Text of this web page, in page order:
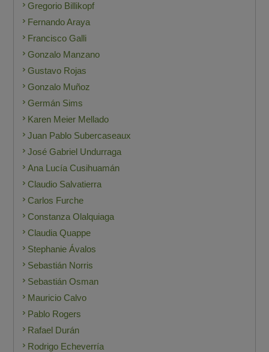
Gregorio Billikopf
Fernando Araya
Francisco Galli
Gonzalo Manzano
Gustavo Rojas
Gonzalo Muñoz
Germán Sims
Karen Meier Mellado
Juan Pablo Subercaseaux
José Gabriel Undurraga
Ana Lucía Cusihuamán
Claudio Salvatierra
Carlos Furche
Constanza Olalquiaga
Claudia Quappe
Stephanie Ávalos
Sebastián Norris
Sebastián Osman
Mauricio Calvo
Pablo Rogers
Rafael Durán
Rodrigo Echeverría